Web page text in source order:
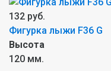
132 руб.
Фигурка лыжи F36 G
Высота
120 мм.